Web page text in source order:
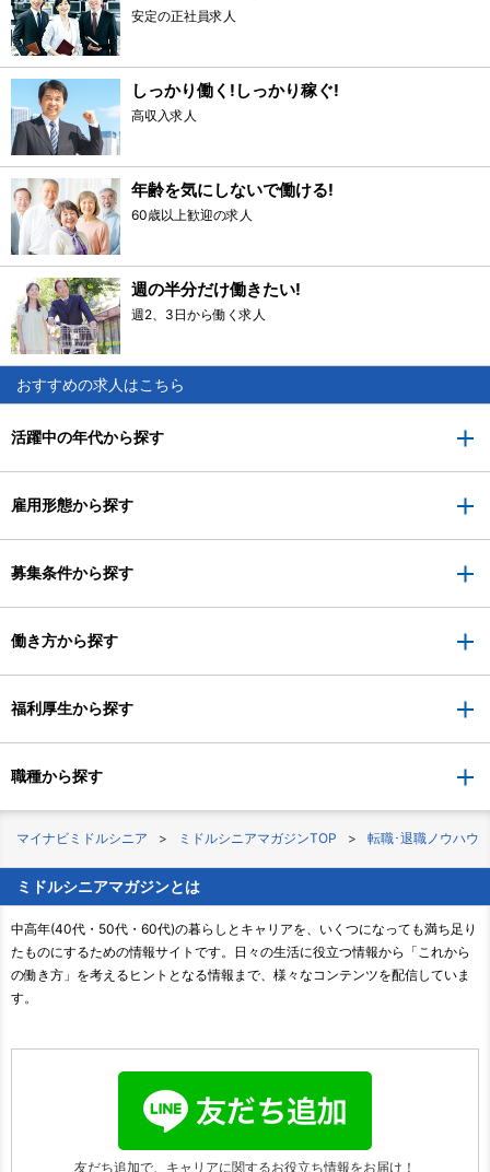
安定の正社員求人
しっかり働く!しっかり稼ぐ!
高収入求人
年齢を気にしないで働ける!
60歳以上歓迎の求人
週の半分だけ働きたい!
週2、3日から働く求人
おすすめの求人はこちら
活躍中の年代から探す
雇用形態から探す
募集条件から探す
働き方から探す
福利厚生から探す
職種から探す
マイナビミドルシニア ミドルシニアマガジンTOP 転職･退職ノウハウ
ミドルシニアマガジンとは
中高年(40代・50代・60代)の暮らしとキャリアを、いくつになっても満ち足り
たものにするための情報サイトです。日々の生活に役立つ情報から「これから
の働き方」を考えるヒントとなる情報まで、様々なコンテンツを配信していま
す。
友だち追加で、キャリアに関するお役立ち情報をお届け！